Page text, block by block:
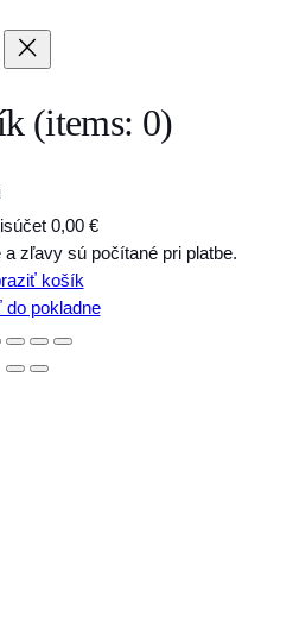
(items: 0)
0,00 €
zľavy sú počítané pri platbe.
košík
do pokladne